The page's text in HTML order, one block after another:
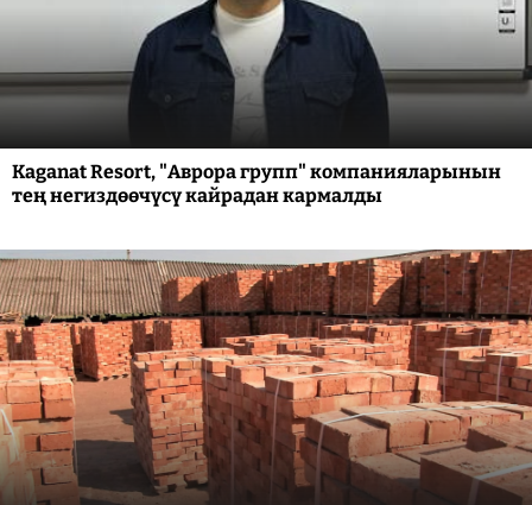
Kaganat Resort, "Аврора групп" компанияларынын
тең негиздөөчүсү кайрадан кармалды